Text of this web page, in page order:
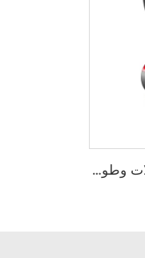
BC-MS02 دراجة كهربائية متعددة الاستعمالات وطويلة المدى وقوية للطرق الوعنة